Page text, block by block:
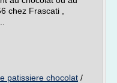
chez Frascati ,
patissiere chocolat /